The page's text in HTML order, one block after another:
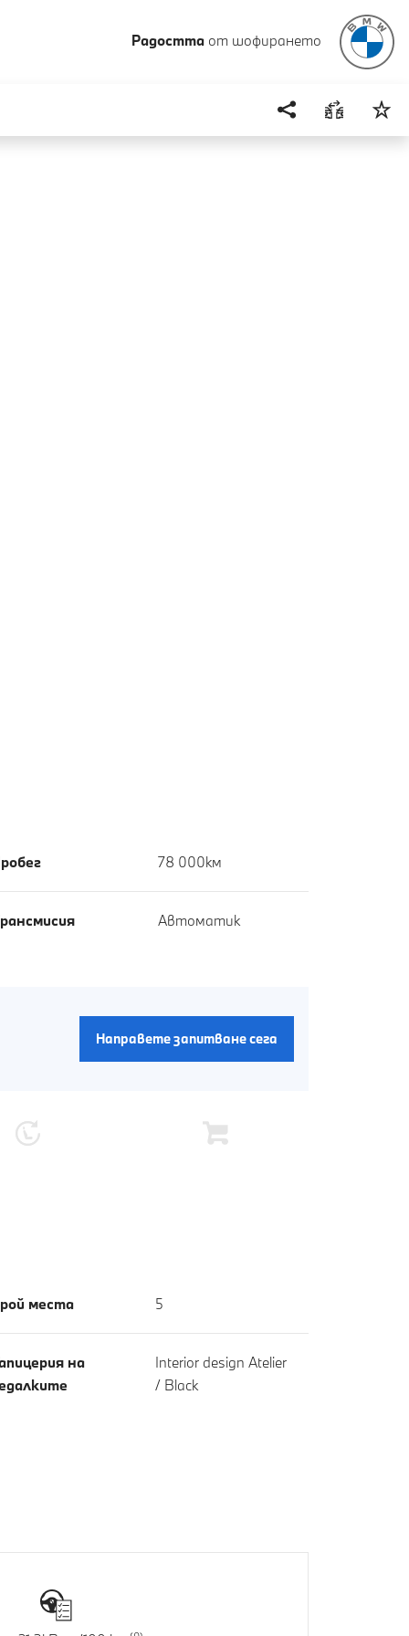
Радостта от шофирането
78 000км
Автоматик
Направете запитване сега
места 5
на
Interior design Atelier
/ Black